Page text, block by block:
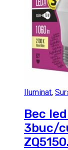
Iluminat,
Bec
3buc/